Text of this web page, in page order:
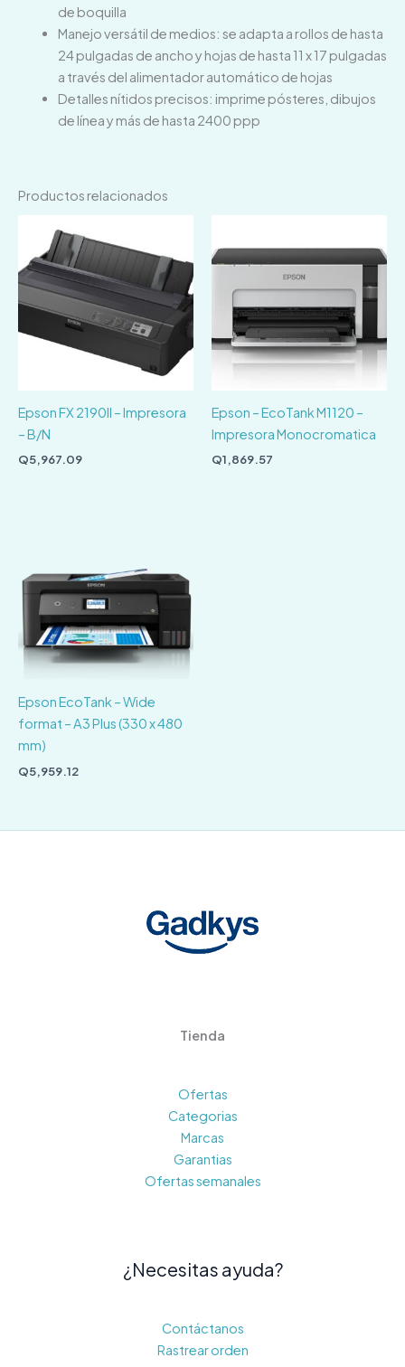
de boquilla
Manejo versátil de medios: se adapta a rollos de hasta
24 pulgadas de ancho y hojas de hasta 11 x 17 pulgadas
a través del alimentador automático de hojas
Detalles nítidos precisos: imprime pósteres, dibujos
de línea y más de hasta 2400 ppp
Productos relacionados
Epson FX 2190II – Impresora
– B/N
Q5,967.09
Epson – EcoTank M1120 –
Impresora Monocromatica
Q1,869.57
Epson EcoTank – Wide
format – A3 Plus (330 x 480
mm)
Q5,959.12
Tienda
Ofertas
Categorias
Marcas
Garantias
Ofertas semanales
¿Necesitas ayuda?
Contáctanos
Rastrear orden